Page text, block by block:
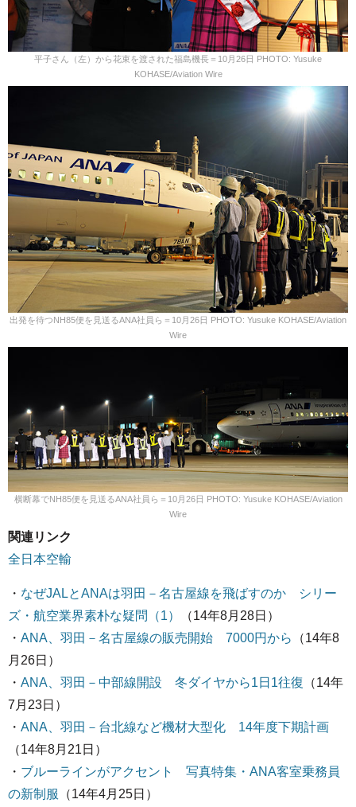
平子さん（左）から花束を渡された福島機長＝10月26日 PHOTO: Yusuke
KOHASE/Aviation Wire
出発を待つNH85便を見送るANA社員ら＝10月26日 PHOTO: Yusuke KOHASE/Aviation
Wire
横断幕でNH85便を見送るANA社員ら＝10月26日 PHOTO: Yusuke KOHASE/Aviation
Wire
関連リンク
全日本空輸
・ なぜJALとANAは羽田－名古屋線を飛ばすのか シリー
ズ・航空業界素朴な疑問（1）
（14年8月28日）
・ ANA、羽田－名古屋線の販売開始 7000円から
（14年8
月26日）
・ ANA、羽田－中部線開設 冬ダイヤから1日1往復 （14年
7月23日）
・ ANA、羽田－台北線など機材大型化 14年度下期計画
（14年8月21日）
・ ブルーラインがアクセント 写真特集・ANA客室乗務員
の新制服
（14年4月25日）